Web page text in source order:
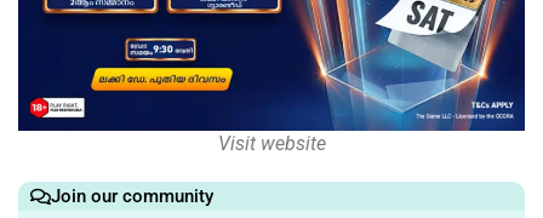
Visit website
Join our community